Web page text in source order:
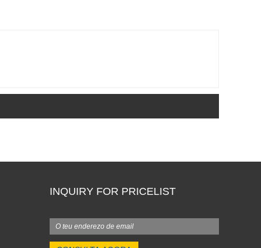
INQUIRY FOR PRICELIST